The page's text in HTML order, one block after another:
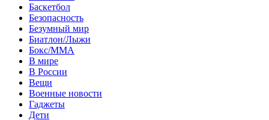
Баскетбол
Безопасность
Безумный мир
Биатлон/Лыжи
Бокс/MMA
В мире
В России
Вещи
Военные новости
Гаджеты
Дети